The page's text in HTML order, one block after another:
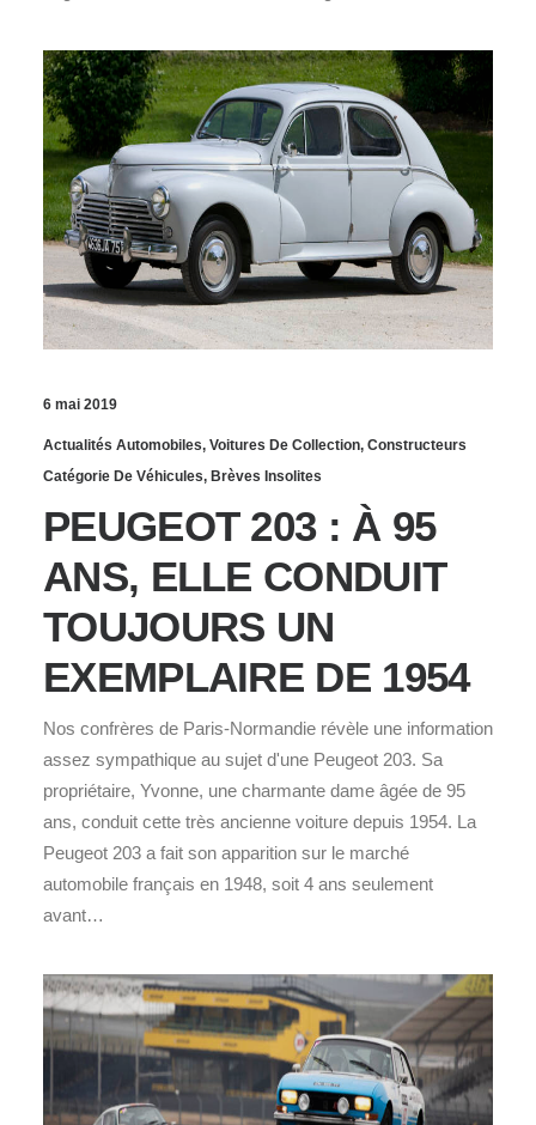
6 mai 2019
Actualités Automobiles, Voitures De Collection, Constructeurs
Catégorie De Véhicules, Brèves Insolites
PEUGEOT 203 : À 95
ANS, ELLE CONDUIT
TOUJOURS UN
EXEMPLAIRE DE 1954
Nos confrères de Paris-Normandie révèle une information
assez sympathique au sujet d'une Peugeot 203. Sa
propriétaire, Yvonne, une charmante dame âgée de 95
ans, conduit cette très ancienne voiture depuis 1954. La
Peugeot 203 a fait son apparition sur le marché
automobile français en 1948, soit 4 ans seulement
avant…